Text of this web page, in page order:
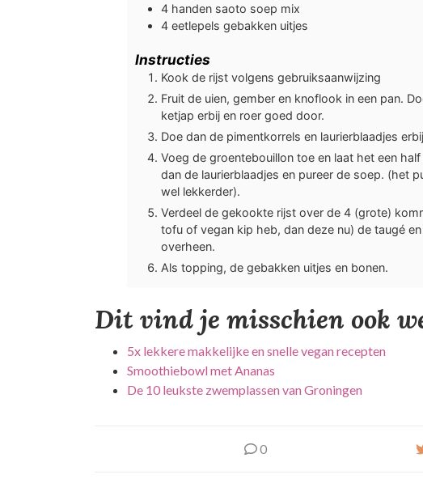
4 handen saoto soep mix
4 eetlepels gebakken uitjes
Instructies
Kook de rijst volgens gebruiksaanwijzing
Fruit de uien, gember en knoflook in een pan.
ketjap erbij en roer goed door.
Doe dan de pimentkorrels en laurierblaadjes
Voeg de groentebouillon toe en laat het een
dan de laurierblaadjes en pureer de soep. (het
wel lekkerder).
Verdeel de gekookte rijst over de 4 (grote)
tofu of vegan kip heb, dan deze nu) de taugé
overheen.
Als topping, de gebakken uitjes en bonen.
Dit vind je misschien ook
5x lekkere makkelijke en snelle vegan recepten
Smoothiebowl met Ananas
De 10 leukste zwemplassen van Groningen
0